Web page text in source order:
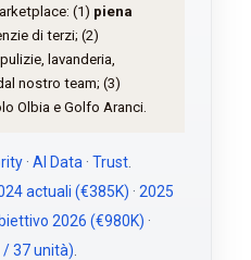
(1) piena
di terzi; (2)
lavanderia,
nostro team; (3)
Olbia e Golfo Aranci.
· AI Data · Trust.
actuali (€385K) · 2025
2026 (€980K) ·
/ 37 unità)